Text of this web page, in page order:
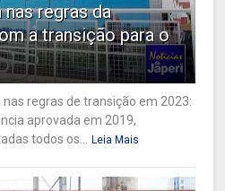
nas regras da
a transição para o
regras de transição em 2023:
aprovada em 2019,
todos os...
Leia Mais